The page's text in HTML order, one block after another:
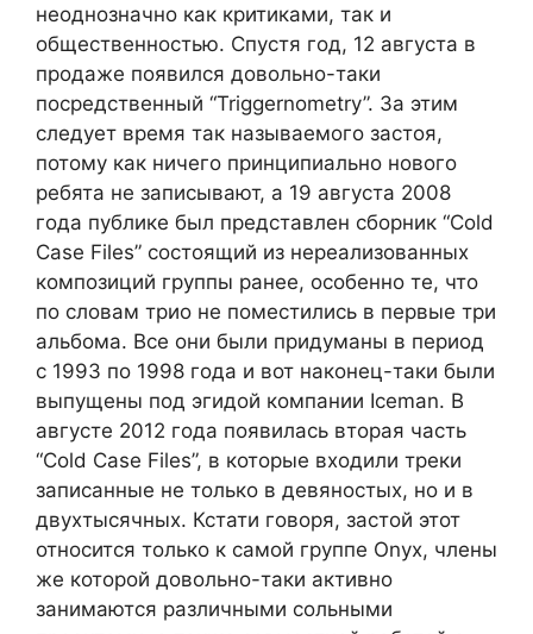
неоднозначно как критиками, так и
общественностью. Спустя год, 12 августа в
продаже появился довольно-таки
посредственный “Triggernometry”. За этим
следует время так называемого застоя,
потому как ничего принципиально нового
ребята не записывают, а 19 августа 2008
года публике был представлен сборник “Cold
Case Files” состоящий из нереализованных
композиций группы ранее, особенно те, что
по словам трио не поместились в первые три
альбома. Все они были придуманы в период
с 1993 по 1998 года и вот наконец-таки были
выпущены под эгидой компании Iceman. В
августе 2012 года появилась вторая часть
“Cold Case Files”, в которые входили треки
записанные не только в девяностых, но и в
двухтысячных. Кстати говоря, застой этот
относится только к самой группе Onyx, члены
же которой довольно-таки активно
занимаются различными сольными